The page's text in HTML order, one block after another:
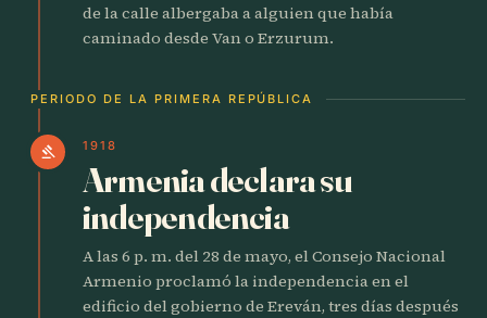
de la calle albergaba a alguien que había
caminado desde Van o Erzurum.
PERIODO DE LA PRIMERA REPÚBLICA
gavel 1918
Armenia declara su
independencia
A las 6 p. m. del 28 de mayo, el Consejo Nacional
Armenio proclamó la independencia en el
edificio del gobierno de Ereván, tres días después